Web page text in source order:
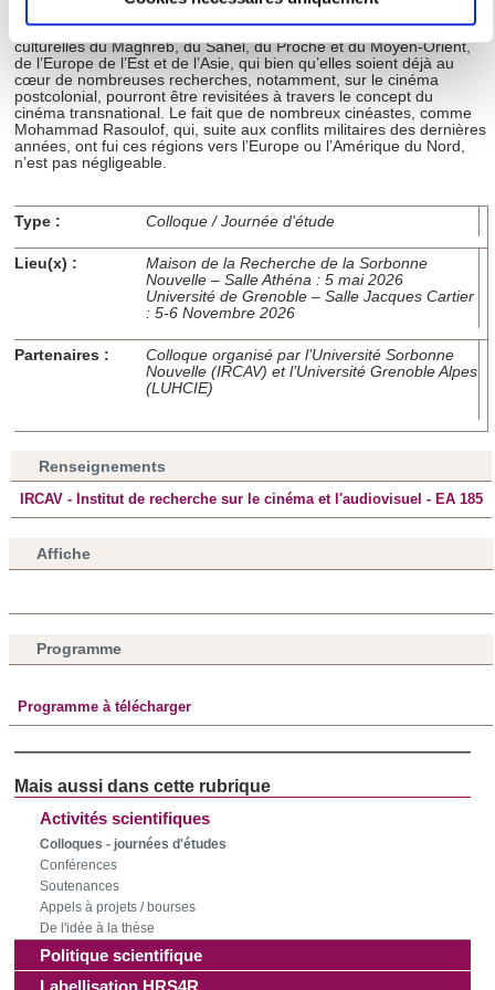
pour en relever les caractéristiques spécifiques
(empreintes digitales).
Pour en savoir plus sur le traitement de vos données
personnelles et définir vos préférences, reportez-vous à la
section « Détails ». Vous pouvez modifier ou retirer votre
consentement à tout moment à partir de la déclaration sur
Les cookies nous permettent de personnaliser le contenu
et les annonces, d'offrir des fonctionnalités relatives aux
médias sociaux et d'analyser notre trafic. Nous
partageons également des informations sur l'utilisation de
notre site avec nos partenaires de médias sociaux, de
publicité et d'analyse, qui peuvent combiner celles-ci avec
d'autres informations que vous leur avez fournies ou qu'ils
ont collectées lors de votre utilisation de leurs services.
Activités scientifiques
Colloques - journées d'études
Conférences
Soutenances
Appels à projets / bourses
De l'idée à la thèse
Politique scientifique
Labellisation HRS4R
Ce colloque est ouvert aux propositions qui porteront sur les aires
culturelles du Maghreb, du Sahel, du Proche et du Moyen-Orient,
de l’Europe de l’Est et de l’Asie, qui bien qu’elles soient déjà au
cœur de nombreuses recherches, notamment, sur le cinéma
postcolonial, pourront être revisitées à travers le concept du
cinéma transnational. Le fait que de nombreux cinéastes, comme
Mohammad Rasoulof, qui, suite aux conflits militaires des dernières
années, ont fui ces régions vers l’Europe ou l’Amérique du Nord,
n’est pas négligeable.
Type : Colloque / Journée d'étude
Lieu(x) :
Maison de la Recherche de la Sorbonne
Nouvelle – Salle Athéna : 5 mai 2026
Université de Grenoble – Salle Jacques Cartier
: 5-6 Novembre 2026
Partenaires :
Colloque organisé par l’Université Sorbonne
Nouvelle (IRCAV) et l’Université Grenoble Alpes
(LUHCIE)
Renseignements
IRCAV - Institut de recherche sur le cinéma et l'audiovisuel - EA 185
Affiche
Programme
Programme à télécharger